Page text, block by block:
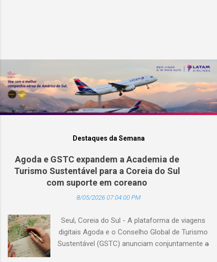
Destaques da Semana
Agoda e GSTC expandem a Academia de
Turismo Sustentável para a Coreia do Sul
com suporte em coreano
8/05/2026 07:04:00 PM
Seul, Coreia do Sul - A plataforma de viagens
digitais Agoda e o Conselho Global de Turismo
Sustentável (GSTC) anunciam conjuntamente a